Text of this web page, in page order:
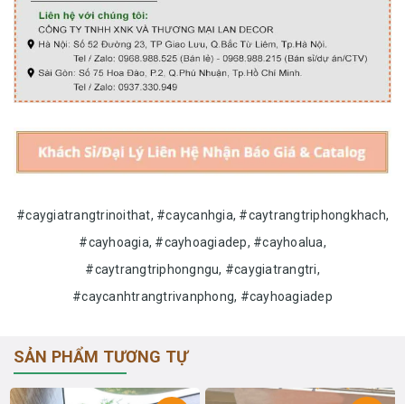
#caygiatrangtrinoithat, #caycanhgia, #caytrangtriphongkhach,
#cayhoagia, #cayhoagiadep, #cayhoalua,
#caytrangtriphongngu, #caygiatrangtri,
#caycanhtrangtrivanphong, #cayhoagiadep
SẢN PHẨM TƯƠNG TỰ